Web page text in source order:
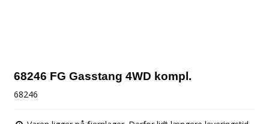
68246 FG Gasstang 4WD kompl.
68246